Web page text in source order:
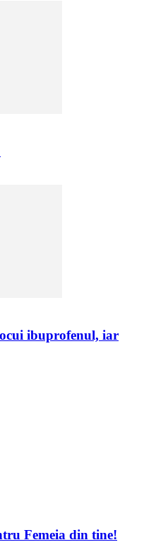
ibuprofenul, iar
Femeia din tine!